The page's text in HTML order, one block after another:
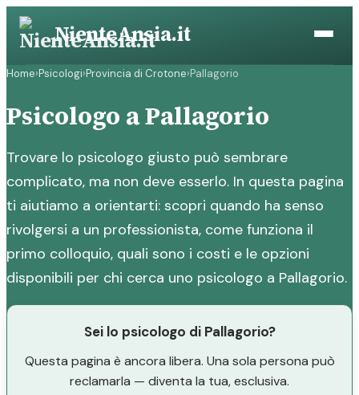
Vai
contenuto
NienteAnsia.it
Home›Psicologi›Provincia di Crotone›Pallagorio
Psicologo a Pallagorio
Trovare lo psicologo giusto può sembrare
complicato, ma non deve esserlo. In questa pagina
ti aiutiamo a orientarti: scopri quando ha senso
rivolgersi a un professionista, come funziona il
primo colloquio, quali sono i costi e le opzioni
disponibili per chi cerca uno psicologo a Pallagorio.
Sei lo psicologo di Pallagorio?
Questa pagina è ancora libera. Una sola persona può
reclamarla — diventa la tua, esclusiva.